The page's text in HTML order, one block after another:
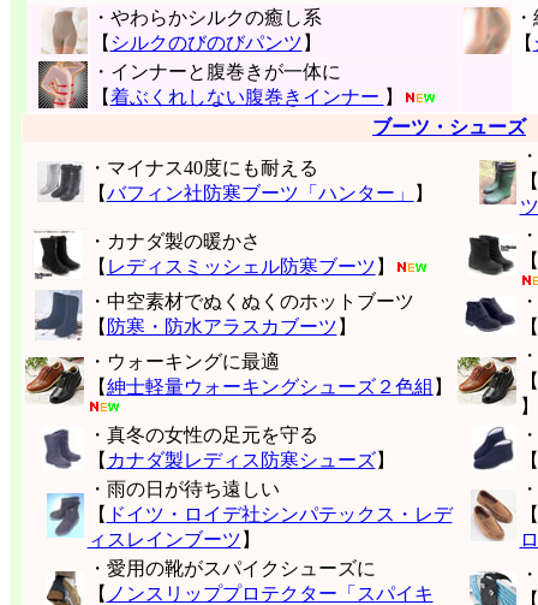
・やわらかシルクの癒し系
【 シルクのびのびパンツ 】
【
・インナーと腹巻きが一体に
【着ぶくれしない腹巻きインナー 】
ブーツ・シューズ
・マイナス40度にも耐える
【バフィン社防寒ブーツ「ハンター」 】
【
ツ
・カナダ製の暖かさ
【 レディスミッシェル防寒ブーツ 】
【
・中空素材でぬくぬくのホットブーツ
【 防寒・防水アラスカブーツ 】
【
・ウォーキングに最適
【紳士軽量ウォーキングシューズ２色組 】
【
】
・真冬の女性の足元を守る
【 カナダ製レディス防寒シューズ】
【
・雨の日が待ち遠しい
【 ドイツ・ロイデ社シンパテックス・レデ
ィスレインブーツ 】
【
・愛用の靴がスパイクシューズに
【 ノンスリッププロテクター「スパイキ
【